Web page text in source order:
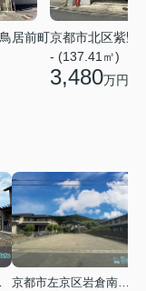
居前町京都市北区紫野
- (137.41㎡)
3,480万円